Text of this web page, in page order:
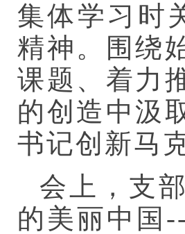
集体学习时
精神。围绕
课题、着力
的创造中汲
书记创新马
会上，支
的美丽中国